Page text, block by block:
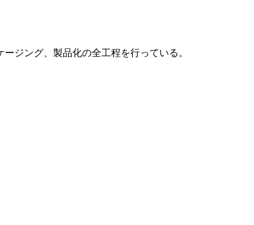
ジング、製品化の全工程を行っている。